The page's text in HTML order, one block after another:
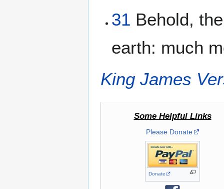
31 Behold,
earth: much
King James
Some Helpful Links
Please Donate
Donate